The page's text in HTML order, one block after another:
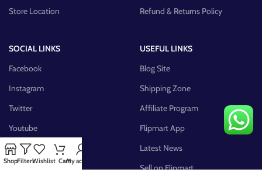
Store Location
Refund & Returns Policy
SOCIAL LINKS
Facebook
Instagram
Twitter
Youtube
Pinterest
FB Group
USEFUL LINKS
Blog Site
Shipping Zone
Affiliate Program
Flipmart App
Latest News
Sell on Flipmart
ShopFiltersWishlist CartMy account